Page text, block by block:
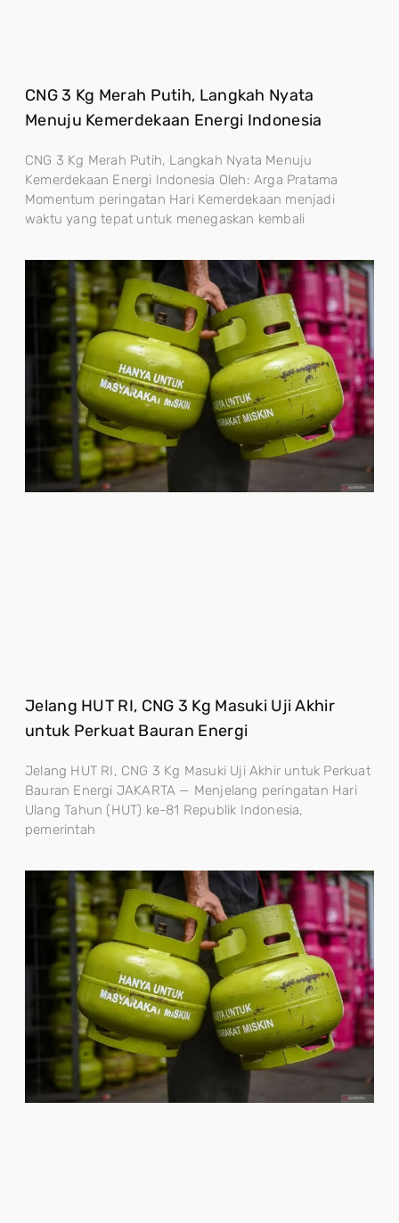
CNG 3 Kg Merah Putih, Langkah Nyata
Menuju Kemerdekaan Energi Indonesia
CNG 3 Kg Merah Putih, Langkah Nyata Menuju
Kemerdekaan Energi Indonesia Oleh: Arga Pratama
Momentum peringatan Hari Kemerdekaan menjadi
waktu yang tepat untuk menegaskan kembali
Jelang HUT RI, CNG 3 Kg Masuki Uji Akhir
untuk Perkuat Bauran Energi
Jelang HUT RI, CNG 3 Kg Masuki Uji Akhir untuk Perkuat
Bauran Energi JAKARTA — Menjelang peringatan Hari
Ulang Tahun (HUT) ke-81 Republik Indonesia,
pemerintah